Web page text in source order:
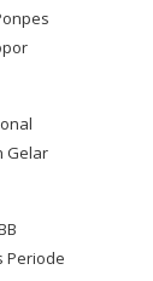
Gelar
Periode